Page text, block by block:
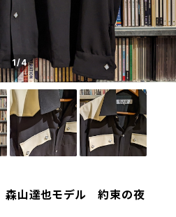
1/4
森山達也モデル 約束の夜